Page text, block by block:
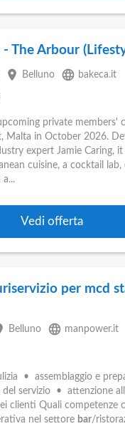
- The Arbour
place Belluno language bakeca.it
private members'
Malta in October 2026.
expert Jamie Caring,
cuisine, a cocktail lab,
a...
Vedi offerta
per mcd
Belluno language manpower.it
• assemblaggio e
servizio • attenzione
clienti Quali competenze
nel settore bar/